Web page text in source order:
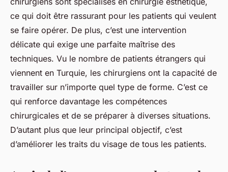
ce qui doit être rassurant pour les patients qui veulent
se faire opérer. De plus, c’est une intervention
délicate qui exige une parfaite maîtrise des
techniques. Vu le nombre de patients étrangers qui
viennent en Turquie, les chirurgiens ont la capacité de
travailler sur n’importe quel type de forme. C’est ce
qui renforce davantage les compétences
chirurgicales et de se préparer à diverses situations.
D’autant plus que leur principal objectif, c’est
d’améliorer les traits du visage de tous les patients.